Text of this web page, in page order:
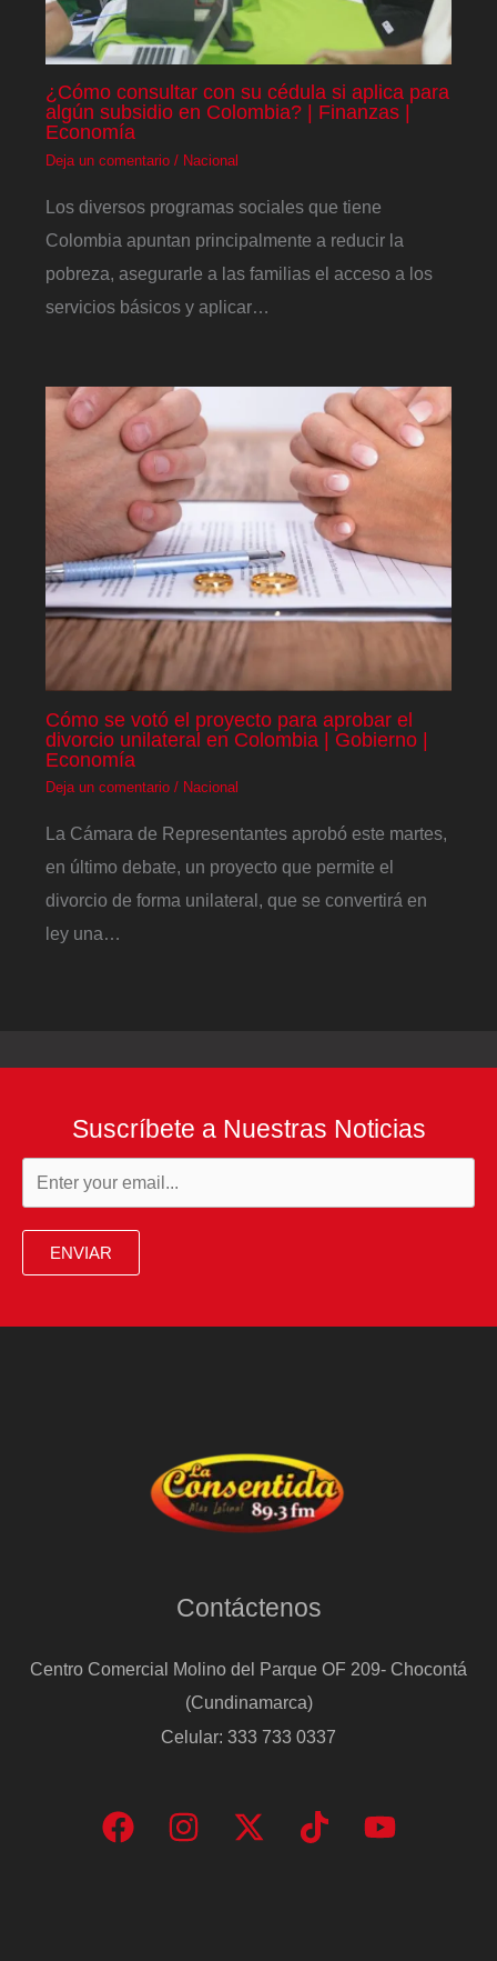
¿Cómo consultar con su cédula si aplica para
algún subsidio en Colombia? | Finanzas |
Economía
Deja un comentario / Nacional
Los diversos programas sociales que tiene
Colombia apuntan principalmente a reducir la
pobreza, asegurarle a las familias el acceso a los
servicios básicos y aplicar…
Cómo se votó el proyecto para aprobar el
divorcio unilateral en Colombia | Gobierno |
Economía
Deja un comentario / Nacional
La Cámara de Representantes aprobó este martes,
en último debate, un proyecto que permite el
divorcio de forma unilateral, que se convertirá en
ley una…
Suscríbete a Nuestras Noticias
ENVIAR
Contáctenos
Centro Comercial Molino del Parque OF 209- Chocontá
(Cundinamarca)
Celular: 333 733 0337